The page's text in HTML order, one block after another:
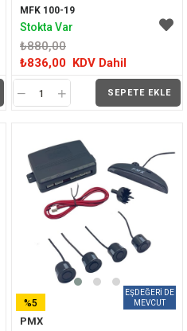
MFK 100-19
₺880,00
₺836,00 KDV Dahil
SEPETE EKLE
Stokta Var
PMX
%5
İNDIRIM